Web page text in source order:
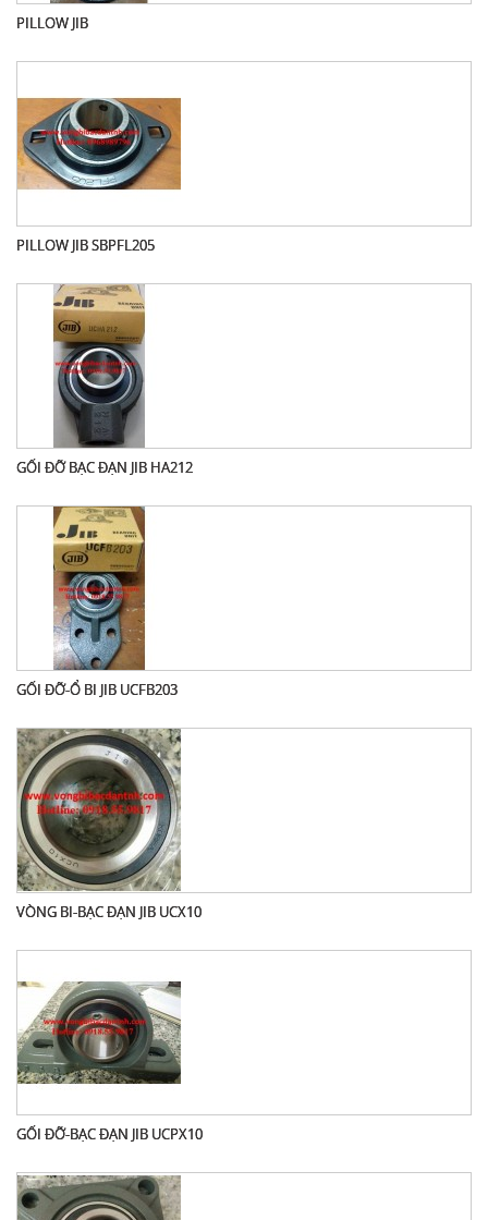
PILLOW JIB
PILLOW JIB SBPFL205
GỐI ĐỠ BẠC ĐẠN JIB HA212
GỐI ĐỠ-Ổ BI JIB UCFB203
VÒNG BI-BẠC ĐẠN JIB UCX10
GỐI ĐỠ-BẠC ĐẠN JIB UCPX10